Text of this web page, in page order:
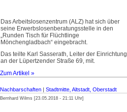
Das Arbeitslosenzentrum (ALZ) hat sich über
seine Erwerbslosen­beratungs­stelle in den
„Runden Tisch für Flüchtlinge
Mönchengladbach“ eingebracht.
Das teilte Karl Sasserath, Leiter der Einrichtung
an der Lüpertzender Straße 69, mit.
Zum Artikel »
Nachbarschaften | Stadtmitte, Altstadt, Oberstadt
Bernhard Wilms [23.05.2018 - 21:11 Uhr]